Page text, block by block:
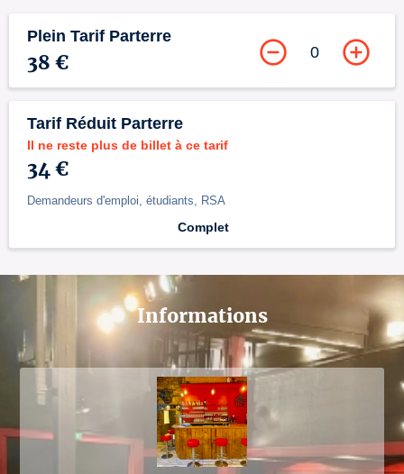
Plein Tarif Parterre
38 € 0
Tarif Réduit Parterre
Il ne reste plus de billet à ce tarif
34 €
Demandeurs d'emploi, étudiants, RSA
Complet
Informations